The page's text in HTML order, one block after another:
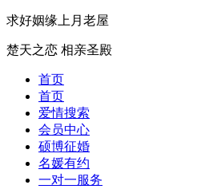
求好姻缘上月老屋
楚天之恋 相亲圣殿
首页
首页
爱情搜索
会员中心
硕博征婚
名媛有约
一对一服务